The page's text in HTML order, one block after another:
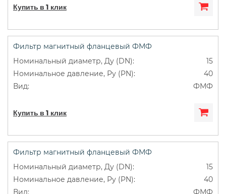
Купить в 1 клик
Фильтр магнитный фланцевый ФМФ
15
40
ФМФ
Купить в 1 клик
Фильтр магнитный фланцевый ФМФ
15
40
ФМФ